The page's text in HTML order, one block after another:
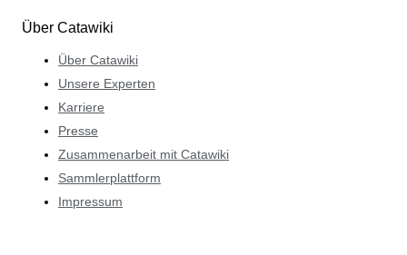
Über Catawiki
Über Catawiki
Unsere Experten
Karriere
Presse
Zusammenarbeit mit Catawiki
Sammlerplattform
Impressum